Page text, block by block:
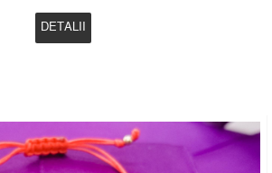
DETALII